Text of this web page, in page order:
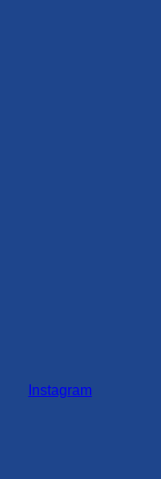
Instagram